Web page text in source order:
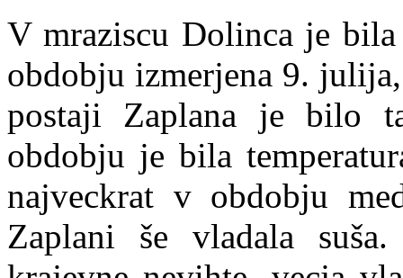
V mraziscu Dolinca je
obdobju izmerjena 9.
postaji Zaplana je bilo
obdobju je bila
najveckrat v obdobju
Zaplani še vladala